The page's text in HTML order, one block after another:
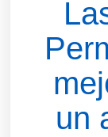
un